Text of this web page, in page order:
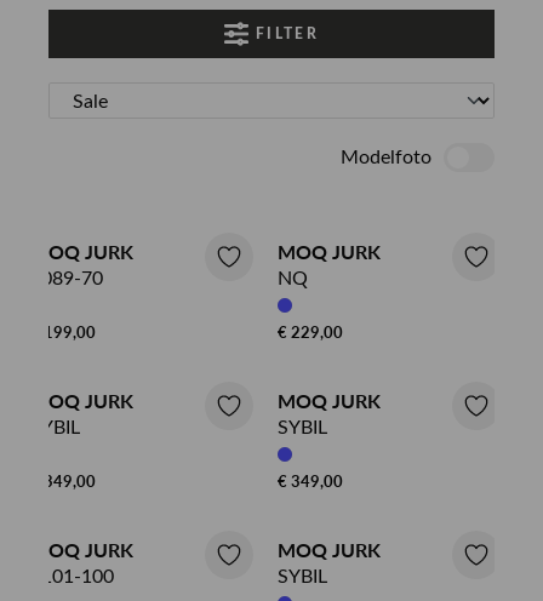
FILTER
Modelfoto
MOQ JURK
0089-70
€ 199,00
MOQ JURK
NQ
€ 229,00
MOQ JURK
SYBIL
€ 349,00
MOQ JURK
SYBIL
€ 349,00
MOQ JURK
0101-100
MOQ JURK
SYBIL